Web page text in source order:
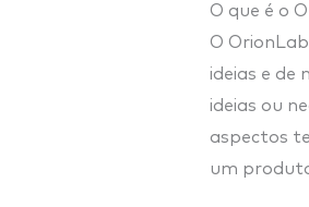
O que é o
O
ideias e de
ideias ou
aspectos
um